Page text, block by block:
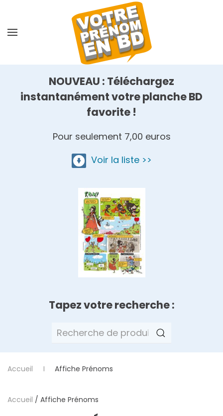
NOUVEAU : Téléchargez
instantanément votre planche BD
favorite !
Pour seulement 7,00 euros
Voir la liste >>
Tapez votre recherche :
Recherche
Accueil Affiche Prénoms
Accueil / Affiche Prénoms